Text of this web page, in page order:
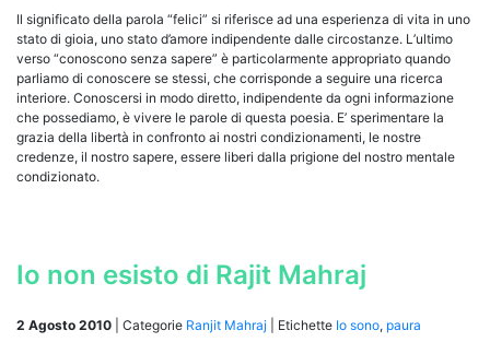
Il significato della parola “felici” si riferisce ad una esperienza di vita in uno
stato di gioia, uno stato d’amore indipendente dalle circostanze. L’ultimo
verso “conoscono senza sapere” è particolarmente appropriato quando
parliamo di conoscere se stessi, che corrisponde a seguire una ricerca
interiore. Conoscersi in modo diretto, indipendente da ogni informazione
che possediamo, è vivere le parole di questa poesia. E’ sperimentare la
grazia della libertà in confronto ai nostri condizionamenti, le nostre
credenze, il nostro sapere, essere liberi dalla prigione del nostro mentale
condizionato.
Io non esisto di Rajit Mahraj
2 Agosto 2010 Categorie Ranjit Mahraj Etichette Io sono, paura